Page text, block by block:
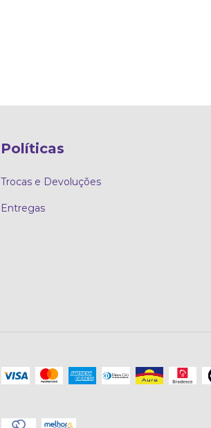
Políticas
Trocas e Devoluções
Entregas